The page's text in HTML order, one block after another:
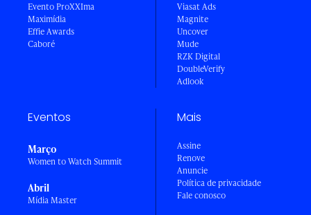
Evento ProXXIma
Maximídia
Effie Awards
Caboré
Viasat Ads
Magnite
Uncover
Mude
RZK Digital
DoubleVerify
Adlook
Eventos
Março
Women to Watch Summit
Abril
Mídia Master
Mais
Assine
Renove
Anuncie
Política de privacidade
Fale conosco